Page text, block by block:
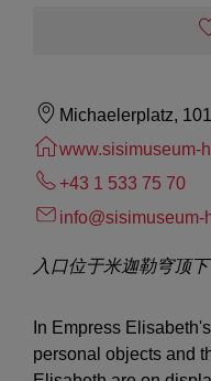
Michaelerplatz,
www.sisimuseum-
+43 1 533 75 70
info@sisimuseum-
入口位于米迦勒穹顶
In Empress
personal objects and